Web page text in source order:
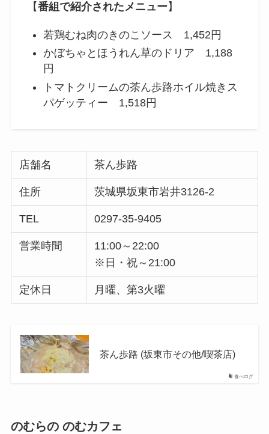
【番組で紹介されたメニュー 】
若鶏むね肉のきのこソース 1,452円
かぼちゃとほうれん草のドリア 1,188
円
トマトクリームの茶ん歩路ホイル焼きス
パゲッティー 1,518円
店舗名 茶ん歩路
住所 茨城県坂東市岩井3126-2
TEL 0297-35-9405
営業時間
11:00～22:00
※日・祝～21:00
定休日 月曜、第3火曜
食べログ
茶ん歩路 (坂東市その他/喫茶店)
のむらの のむカフェ